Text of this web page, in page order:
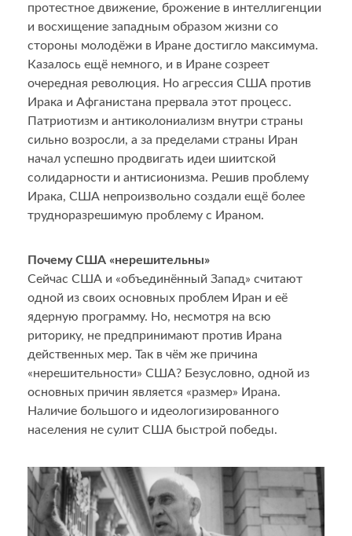
протестное движение, брожение в интеллигенции
и восхищение западным образом жизни со
стороны молодёжи в Иране достигло максимума.
Казалось ещё немного, и в Иране созреет
очередная революция. Но агрессия США против
Ирака и Афганистана прервала этот процесс.
Патриотизм и антиколониализм внутри страны
сильно возросли, а за пределами страны Иран
начал успешно продвигать идеи шиитской
солидарности и антисионизма. Решив проблему
Ирака, США непроизвольно создали ещё более
трудноразрешимую проблему с Ираном.
Почему США «нерешительны»
Сейчас США и «объединённый Запад» считают
одной из своих основных проблем Иран и её
ядерную программу. Но, несмотря на всю
риторику, не предпринимают против Ирана
действенных мер. Так в чём же причина
«нерешительности» США? Безусловно, одной из
основных причин является «размер» Ирана.
Наличие большого и идеологизированного
населения не сулит США быстрой победы.